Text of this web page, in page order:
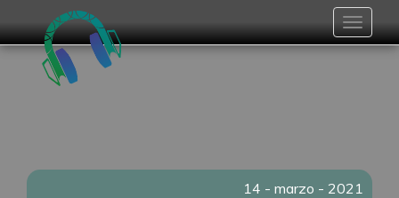
Toggle
14 - marzo - 2021